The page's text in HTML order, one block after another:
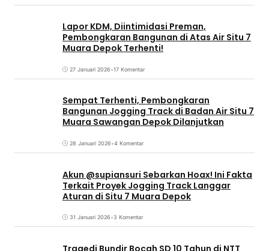
Lapor KDM, Diintimidasi Preman,
Pembongkaran Bangunan di Atas Air Situ 7
Muara Depok Terhenti!
27 Januari 2026•17 Komentar
Sempat Terhenti, Pembongkaran
Bangunan Jogging Track di Badan Air Situ 7
Muara Sawangan Depok Dilanjutkan
28 Januari 2026•4 Komentar
Akun @supiansuri Sebarkan Hoax! Ini Fakta
Terkait Proyek Jogging Track Langgar
Aturan di Situ 7 Muara Depok
31 Januari 2026•3 Komentar
Tragedi Bundir Bocah SD 10 Tahun di NTT